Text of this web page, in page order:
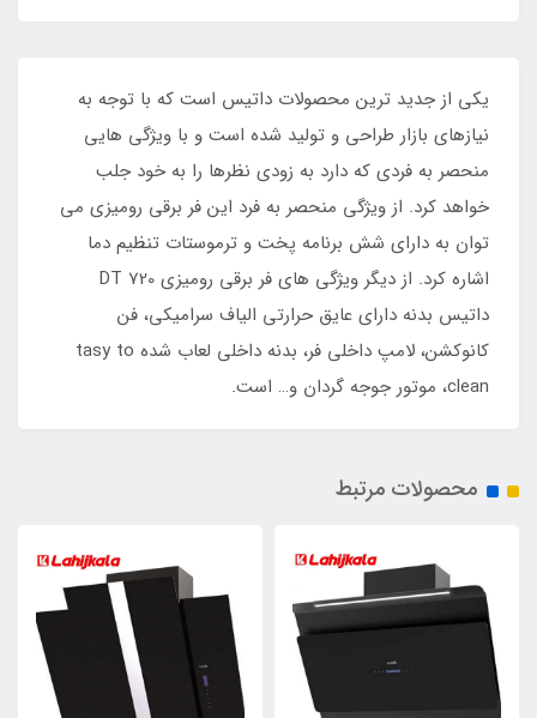
یکی از جدید ترین محصولات داتیس است که با توجه به
نیازهای بازار طراحی و تولید شده است و با ویژگی هایی
منحصر به فردی که دارد به زودی نظرها را به خود جلب
خواهد کرد. از ویژگی منحصر به فرد این فر برقی رومیزی می
توان به دارای شش برنامه پخت و ترموستات تنظیم دما
اشاره کرد. از دیگر ویژگی های فر برقی رومیزی DT 720
داتیس بدنه دارای عایق حرارتی الیاف سرامیکی، فن
کانوکشن، لامپ داخلی فر، بدنه داخلی لعاب شده tasy to
clean، موتور جوجه گردان و… است.
محصولات مرتبط